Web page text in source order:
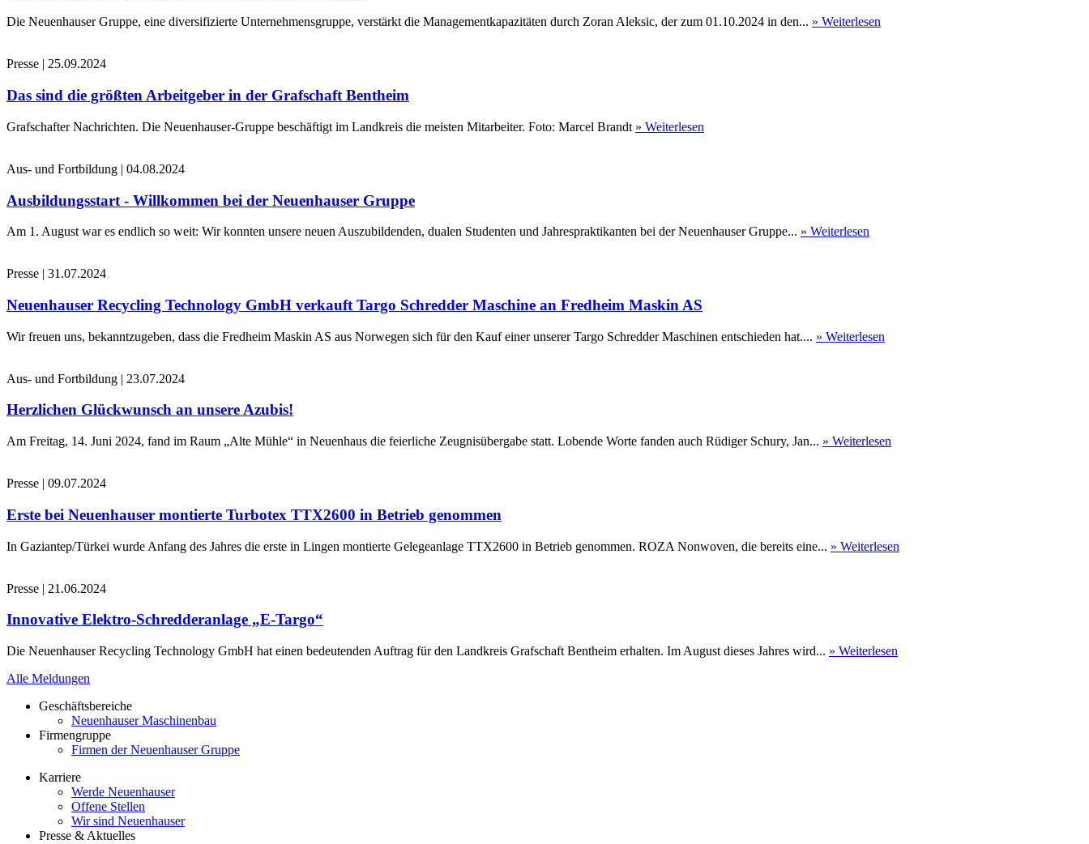
Die Neuenhauser Gruppe, eine diversifizierte Unternehmensgruppe, verstärkt die Managementkapazitäten durch Zoran Aleksic, der zum 01.10.2024 in den... » Weiterlesen
Presse | 25.09.2024
Das sind die größten Arbeitgeber in der Grafschaft Bentheim
Grafschafter Nachrichten. Die Neuenhauser-Gruppe beschäftigt im Landkreis die meisten Mitarbeiter. Foto: Marcel Brandt » Weiterlesen
Aus- und Fortbildung | 04.08.2024
Ausbildungsstart - Willkommen bei der Neuenhauser Gruppe
Am 1. August war es endlich so weit: Wir konnten unsere neuen Auszubildenden, dualen Studenten und Jahrespraktikanten bei der Neuenhauser Gruppe... » Weiterlesen
Presse | 31.07.2024
Neuenhauser Recycling Technology GmbH verkauft Targo Schredder Maschine an Fredheim Maskin AS
Wir freuen uns, bekanntzugeben, dass die Fredheim Maskin AS aus Norwegen sich für den Kauf einer unserer Targo Schredder Maschinen entschieden hat.... » Weiterlesen
Aus- und Fortbildung | 23.07.2024
Herzlichen Glückwunsch an unsere Azubis!
Am Freitag, 14. Juni 2024, fand im Raum „Alte Mühle“ in Neuenhaus die feierliche Zeugnisübergabe statt. Lobende Worte fanden auch Rüdiger Schury, Jan... » Weiterlesen
Presse | 09.07.2024
Erste bei Neuenhauser montierte Turbotex TTX2600 in Betrieb genommen
In Gaziantep/Türkei wurde Anfang des Jahres die erste in Lingen montierte Gelegeanlage TTX2600 in Betrieb genommen. ROZA Nonwoven, die bereits eine... » Weiterlesen
Presse | 21.06.2024
Innovative Elektro-Schredderanlage „E-Targo“
Die Neuenhauser Recycling Technology GmbH hat einen bedeutenden Auftrag für den Landkreis Grafschaft Bentheim erhalten. Im August dieses Jahres wird... » Weiterlesen
Alle Meldungen
Geschäftsbereiche
Neuenhauser Maschinenbau
Firmengruppe
Firmen der Neuenhauser Gruppe
Karriere
Werde Neuenhauser
Offene Stellen
Wir sind Neuenhauser
Presse & Aktuelles